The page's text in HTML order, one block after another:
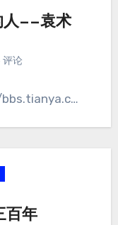
人——袁术
评论
百年